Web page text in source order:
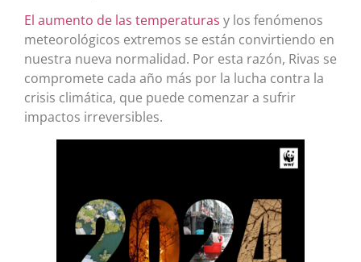
El aumento de las temperaturas y los fenómenos
meteorológicos extremos se están convirtiendo en
nuestra nueva normalidad. Por esta razón, Rivas se
compromete cada año más por la lucha contra la
crisis climática, que puede comenzar a sufrir
impactos irreversibles.